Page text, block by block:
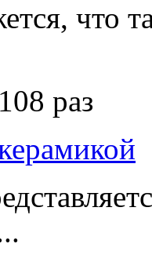
что
раз